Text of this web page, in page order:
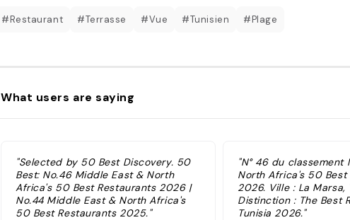
#Restaurant #Terrasse #Vue #Tunisien #Plage
What users are saying
"Selected by 50 Best Discovery. 50
Best: No.46 Middle East & North
Africa's 50 Best Restaurants 2026 |
No.44 Middle East & North Africa's
50 Best Restaurants 2025."
"N° 46 du classement
North Africa's 50 Best
2026. Ville : La Marsa,
Distinction : The Best
Tunisia 2026."